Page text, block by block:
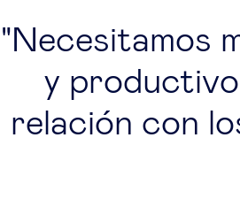
Necesitamos
y
relación con